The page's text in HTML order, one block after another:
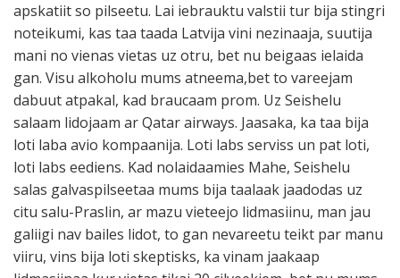
apskatiit so pilseetu. Lai iebrauktu valstii tur bija stingri
noteikumi, kas taa taada Latvija vini nezinaaja, suutija
mani no vienas vietas uz otru, bet nu beigaas ielaida
gan. Visu alkoholu mums atneema,bet to vareejam
dabuut atpakal, kad braucaam prom. Uz Seishelu
salaam lidojaam ar Qatar airways. Jaasaka, ka taa bija
loti laba avio kompaanija. Loti labs serviss un pat loti,
loti labs eediens. Kad nolaidaamies Mahe, Seishelu
salas galvaspilseetaa mums bija taalaak jaadodas uz
citu salu-Praslin, ar mazu vieteejo lidmasiinu, man jau
galiigi nav bailes lidot, to gan nevareetu teikt par manu
viiru, vins bija loti skeptisks, ka vinam jaakaap